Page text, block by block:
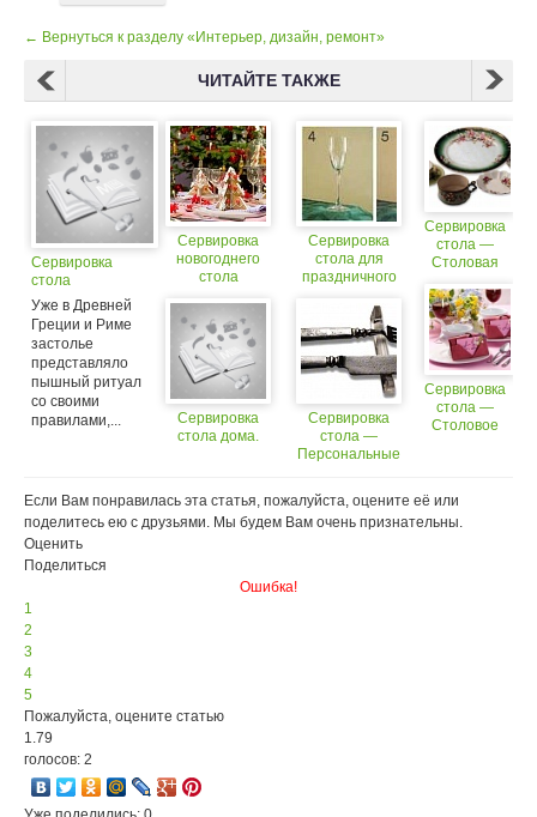
← Вернуться к разделу «Интерьер, дизайн, ремонт»
ЧИТАЙТЕ ТАКЖЕ
Сервировка
стола
Уже в Древней
Греции и Риме
застолье
представляло
пышный ритуал
со своими
правилами,...
Сервировка
новогоднего
стола
Сервировка
стола дома.
Сервировка
стола для
праздничного
Сервировка
стола —
Персональные
Сервировка
стола —
Столовая
Сервировка
стола —
Столовое
Если Вам понравилась эта статья, пожалуйста, оцените её или
поделитесь ею с друзьями. Мы будем Вам очень признательны.
Оценить
Поделиться
Ошибка!
1
2
3
4
5
Пожалуйста, оцените статью
1.79
голосов: 2